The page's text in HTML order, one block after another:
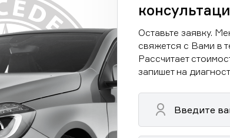
Оставьте заявку.
свяжется с Вами в
Рассчитает
запишет на